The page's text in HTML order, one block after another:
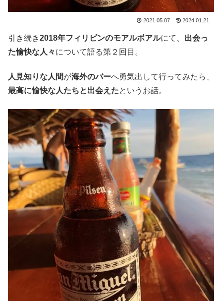
2021.05.07 2024.01.21
引き続き2018年フィリピンのモアルボアルにて、 出会っ
た愉快な人々について語る第２回目。
人見知りな人間が海外のバーへ勇気出して行ってみたら、
最高に愉快な人たちと出会えたというお話。